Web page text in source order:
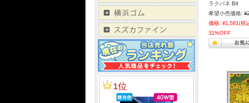
ラクパネ B4
希望小売価格:
価格: ¥1,581(税
31%OFF